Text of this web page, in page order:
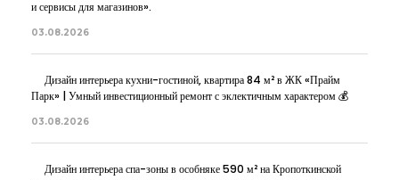
и сервисы для магазинов».
03.08.2026
Дизайн интерьера кухни-гостиной, квартира 84 м² в ЖК «Прайм
Парк» | Умный инвестиционный ремонт с эклектичным характером 💰
03.08.2026
Дизайн интерьера спа-зоны в особняке 590 м² на Кропоткинской